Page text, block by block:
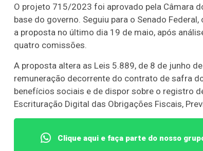
O projeto 715/2023 foi aprovado pela Câmara
base do governo. Seguiu para o Senado
a proposta no último dia 19 de maio, após
quatro comissões.
A proposta altera as Leis 5.889, de 8 de junho
remuneração decorrente do contrato de safra
benefícios sociais e de dispor sobre o registro
Escrituração Digital das Obrigações Fiscais,
Clique aqui e faça parte do nosso